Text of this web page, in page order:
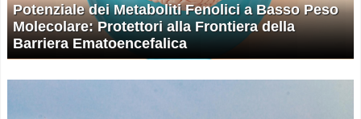
Potenziale dei Metaboliti Fenolici a Basso Peso
Molecolare: Protettori alla Frontiera della
Barriera Ematoencefalica